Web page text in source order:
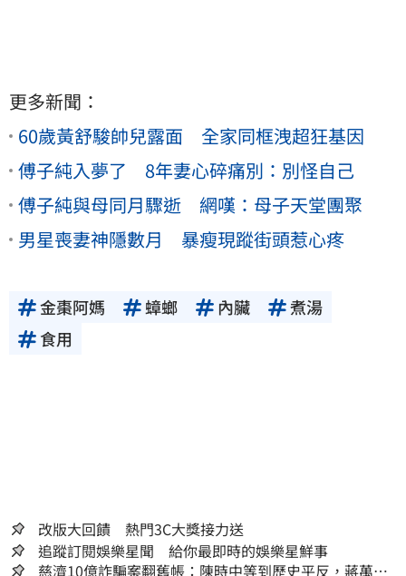
更多新聞：
60歲黃舒駿帥兒露面 全家同框洩超狂基因
傅子純入夢了 8年妻心碎痛別：別怪自己
傅子純與母同月驟逝 網嘆：母子天堂團聚
男星喪妻神隱數月 暴瘦現蹤街頭惹心疼
金棗阿媽 蟑螂 內臟
煮湯
食用
改版大回饋 熱門3C大獎接力送
追蹤訂閱娛樂星聞 給你最即時的娛樂星鮮事
慈濟10億詐騙案翻舊帳：陳時中等到歷史平反，蔣萬安